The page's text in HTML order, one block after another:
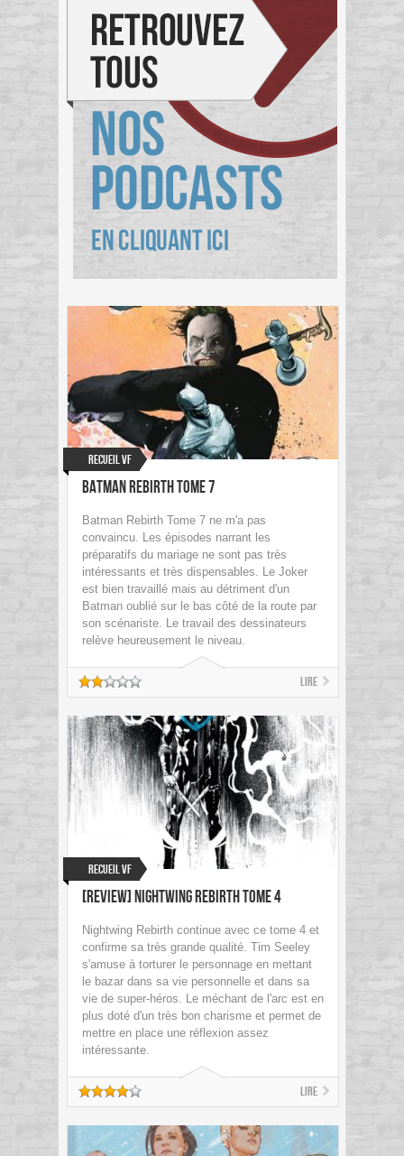
Recueil VF
Batman Rebirth Tome 7
Batman Rebirth Tome 7 ne m'a pas
convaincu. Les épisodes narrant les
préparatifs du mariage ne sont pas très
intéressants et très dispensables. Le Joker
est bien travaillé mais au détriment d'un
Batman oublié sur le bas côté de la route par
son scénariste. Le travail des dessinateurs
relève heureusement le niveau.
Lire
Recueil VF
[Review] Nightwing Rebirth Tome 4
Nightwing Rebirth continue avec ce tome 4 et
confirme sa très grande qualité. Tim Seeley
s'amuse à torturer le personnage en mettant
le bazar dans sa vie personnelle et dans sa
vie de super-héros. Le méchant de l'arc est en
plus doté d'un très bon charisme et permet de
mettre en place une réflexion assez
intéressante.
Lire